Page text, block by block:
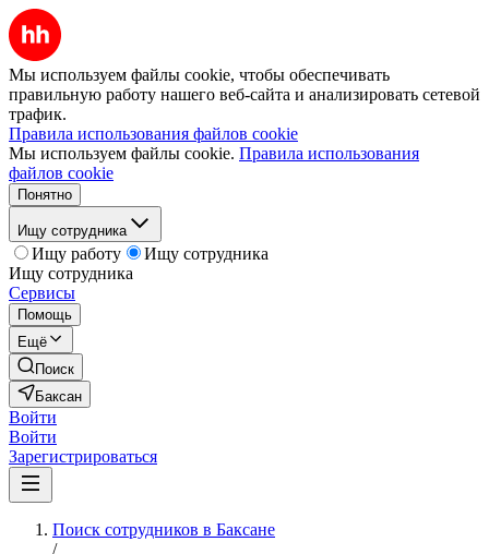
Мы используем файлы cookie, чтобы обеспечивать
правильную работу нашего веб-сайта и анализировать сетевой
трафик.
Правила использования файлов cookie
Мы используем файлы cookie. Правила использования
файлов cookie
Понятно
Ищу сотрудника
Ищу работу
Ищу сотрудника
Ищу сотрудника
Сервисы
Помощь
Ещё
Поиск
Баксан
Войти
Войти
Зарегистрироваться
Поиск сотрудников в Баксане
/